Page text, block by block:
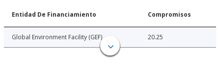
Entidad De Financiamiento Compromisos
Global Environment Facility (GEF) 20.25